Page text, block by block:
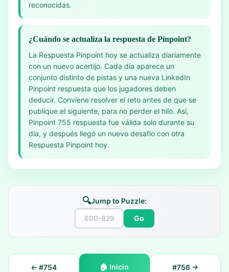
reconocidas.
¿Cuándo se actualiza la respuesta de Pinpoint?
La Respuesta Pinpoint hoy se actualiza diariamente
con un nuevo acertijo. Cada día aparece un
conjunto distinto de pistas y una nueva LinkedIn
Pinpoint respuesta que los jugadores deben
deducir. Conviene resolver el reto antes de que se
publique el siguiente, para no perder el hilo. Así,
Pinpoint 755 respuesta fue válida solo durante su
día, y después llegó un nuevo desafío con otra
Respuesta Pinpoint hoy.
🔍Jump to Puzzle:
Go
← #754 🏠 Inicio #756→